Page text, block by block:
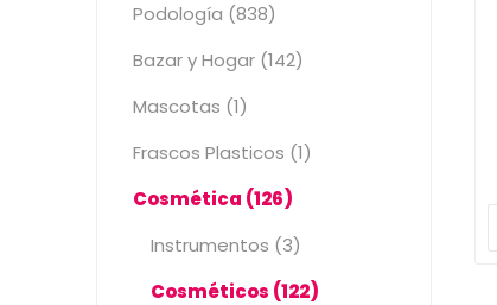
Podología (838)
Bazar y Hogar (142)
Mascotas (1)
Frascos Plasticos (1)
Cosmética (126)
Instrumentos (3)
Cosméticos (122)